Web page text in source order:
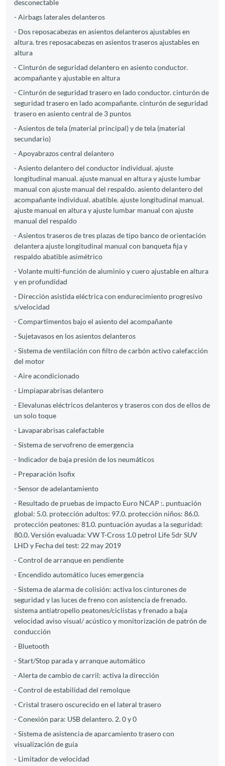
desconectable
- Airbags laterales delanteros
- Dos reposacabezas en asientos delanteros ajustables en
altura. tres reposacabezas en asientos traseros ajustables en
altura
- Cinturón de seguridad delantero en asiento conductor.
acompañante y ajustable en altura
- Cinturón de seguridad trasero en lado conductor. cinturón de
seguridad trasero en lado acompañante. cinturón de seguridad
trasero en asiento central de 3 puntos
- Asientos de tela (material principal) y de tela (material
secundario)
- Apoyabrazos central delantero
- Asiento delantero del conductor individual. ajuste
longitudinal manual. ajuste manual en altura y ajuste lumbar
manual con ajuste manual del respaldo. asiento delantero del
acompañante individual. abatible. ajuste longitudinal manual.
ajuste manual en altura y ajuste lumbar manual con ajuste
manual del respaldo
- Asientos traseros de tres plazas de tipo banco de orientación
delantera ajuste longitudinal manual con banqueta fija y
respaldo abatible asimétrico
- Volante multi-función de aluminio y cuero ajustable en altura
y en profundidad
- Dirección asistida eléctrica con endurecimiento progresivo
s/velocidad
- Compartimentos bajo el asiento del acompañante
- Sujetavasos en los asientos delanteros
- Sistema de ventilación con filtro de carbón activo calefacción
del motor
- Aire acondicionado
- Limpiaparabrisas delantero
- Elevalunas eléctricos delanteros y traseros con dos de ellos de
un solo toque
- Lavaparabrisas calefactable
- Sistema de servofreno de emergencia
- Indicador de baja presión de los neumáticos
- Preparación Isofix
- Sensor de adelantamiento
- Resultado de pruebas de impacto Euro NCAP :. puntuación
global: 5.0. protección adultos: 97.0. protección niños: 86.0.
protección peatones: 81.0. puntuación ayudas a la seguridad:
80.0. Versión evaluada: VW T-Cross 1.0 petrol Life 5dr SUV
LHD y Fecha del test: 22 may 2019
- Control de arranque en pendiente
- Encendido automático luces emergencia
- Sistema de alarma de colisión: activa los cinturones de
seguridad y las luces de freno con asistencia de frenado.
sistema antiatropello peatones/ciclistas y frenado a baja
velocidad aviso visual/ acústico y monitorización de patrón de
conducción
- Bluetooth
- Start/Stop parada y arranque automático
- Alerta de cambio de carril: activa la dirección
- Control de estabilidad del remolque
- Cristal trasero oscurecido en el lateral trasero
- Conexión para: USB delantero. 2. 0 y 0
- Sistema de asistencia de aparcamiento trasero con
visualización de guía
- Limitador de velocidad